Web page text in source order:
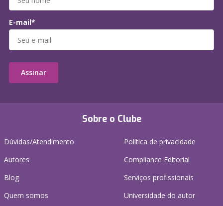
Sobre o Clube
Dúvidas/Atendimento
Autores
Blog
Quem somos
Política de privacidade
Compliance Editorial
Serviços profissionais
Universidade do autor
E-mail*
Assinar